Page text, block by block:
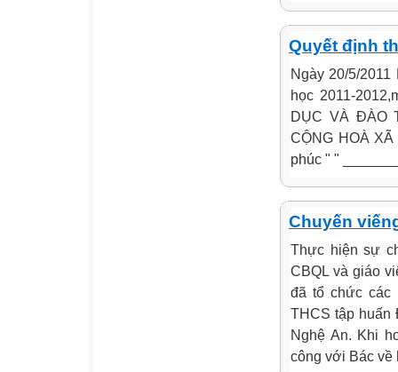
Quyết định
Ngày 20/5/
học 2011-
DỤC VÀ ĐÀO
CỘNG HOÀ
phúc " "
Chuyến
Thực hiện sự
CBQL và giáo
đã tổ chức các
THCS tập
Nghệ An. Khi
công với Bác về